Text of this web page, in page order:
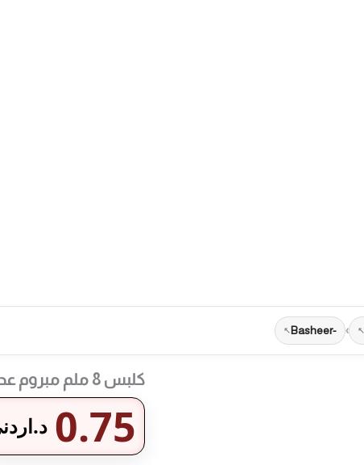
›
-Basheer
كلبس 8 ملم مبروم عدد 100
0.75